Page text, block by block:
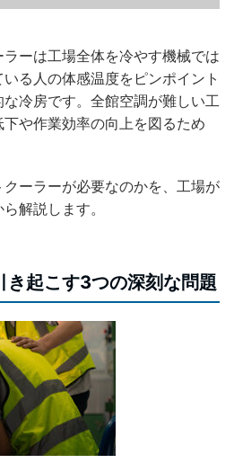
ーは工場全体を冷やす機械では
る人の体感温度をピンポイント
冷房です。全館空調が難しい工
や作業効率の向上を図るため
ーラーが必要なのかを、工場が
解説します。
き起こす3つの深刻な問題